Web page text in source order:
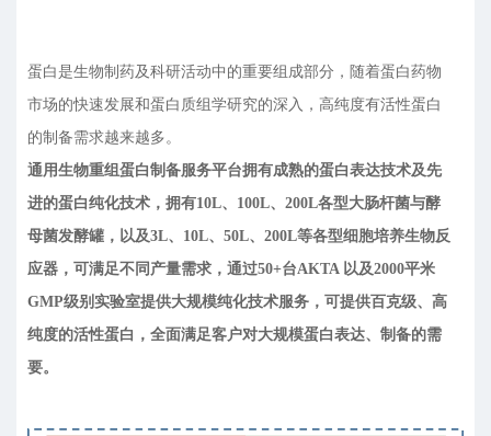
蛋白是生物制药及科研活动中的重要组成部分，随着蛋白药物
市场的快速发展和蛋白质组学研究的深入，高纯度有活性蛋白
的制备需求越来越多。
通用生物重组蛋白制备服务平台拥有成熟的蛋白表达技术及先
进的蛋白纯化技术，拥有10L、100L、200L各型大肠杆菌与酵
母菌发酵罐，以及3L、10L、50L、200L等各型细胞培养生物反
应器，可满足不同产量需求，通过50+台AKTA 以及2000平米
GMP级别实验室提供大规模纯化技术服务，可提供百克级、高
纯度的活性蛋白，全面满足客户对大规模蛋白表达、制备的需
要。